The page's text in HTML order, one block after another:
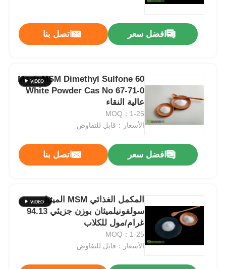
المنتجات
فيديوهات
افضل سعر اتصل بنا
60 Mesh MSM Dimethyl Sulfone
White Powder Cas No 67-71-0
عالية النقاء
MOQ：1-25
الأسعار：قابل للتفاوض
افضل سعر اتصل بنا
المكمل الغذائي MSM الميثيل
سولفونيلميثان بوزن جزيئي 94.13
غرام/مول للكلاب
MOQ：1-25
الأسعار：قابل للتفاوض